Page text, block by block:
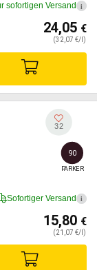
sofortigen Versand i
24,05 €
(32,07 €/l)
32
90
PARKER
Sofortiger Versand i
15,80 €
(21,07 €/l)